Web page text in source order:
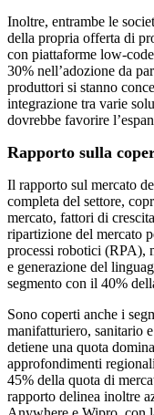
Inoltre, entrambe le
della propria offerta di
con piattaforme low-
30% nell’adozione da
produttori si stanno
integrazione tra varie
dovrebbe favorire
Rapporto sulla
Il rapporto sul mercato
completa del settore,
mercato, fattori di
ripartizione del mercato
processi robotici (RPA),
e generazione del
segmento con il 40%
Sono coperti anche i
manifatturiero, sanitario
detiene una quota
approfondimenti
45% della quota di
rapporto delinea inoltre